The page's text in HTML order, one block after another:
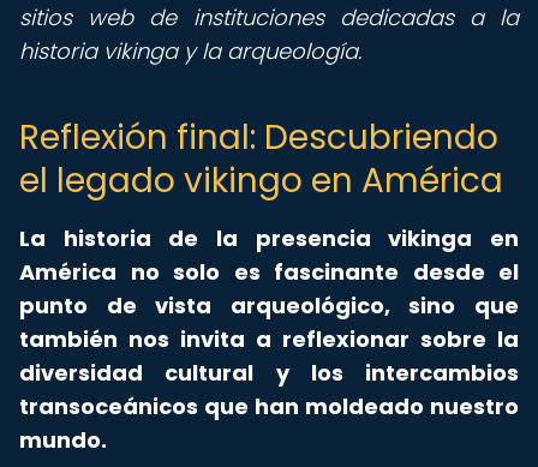
sitios web de instituciones dedicadas a la
historia vikinga y la arqueología.
Reflexión final: Descubriendo
el legado vikingo en América
La historia de la presencia vikinga en
América no solo es fascinante desde el
punto de vista arqueológico, sino que
también nos invita a reflexionar sobre la
diversidad cultural y los intercambios
transoceánicos que han moldeado nuestro
mundo.